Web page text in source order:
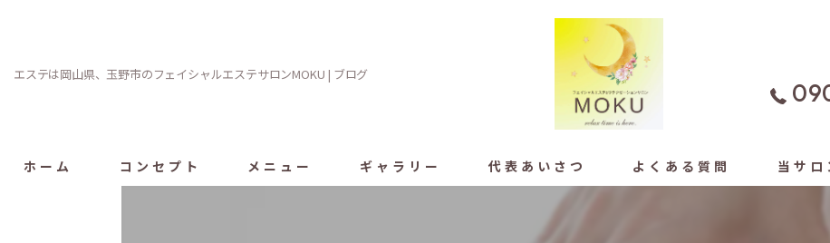
エステは岡山県、玉野市のフェイシャルエステサロンMOKU | ブログ
ホーム コンセプト メニュー ギャラリー 代表あいさつ よくある質問 当サロ